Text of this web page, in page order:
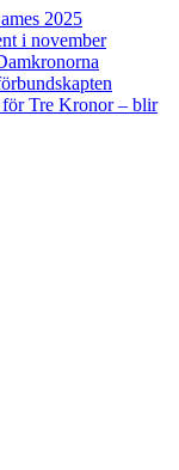
2025
i november
för Tre Kronor – blir